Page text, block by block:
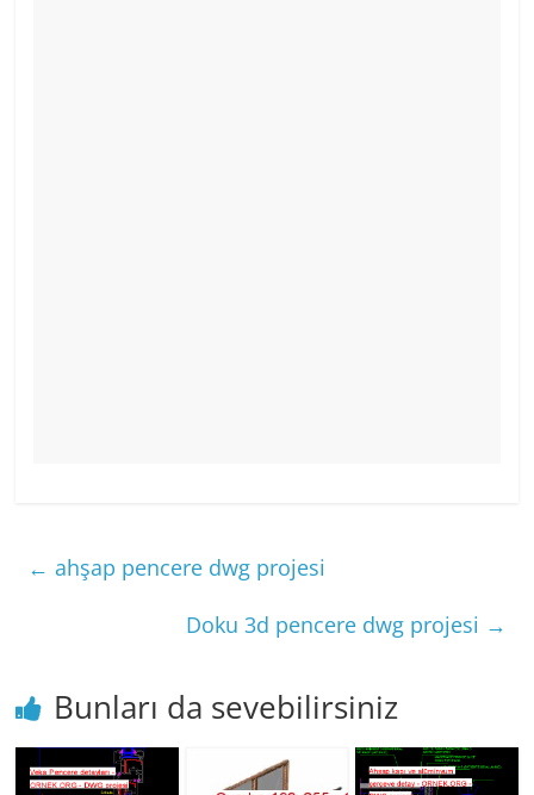
← ahşap pencere dwg projesi
Doku 3d pencere dwg projesi →
Bunları da sevebilirsiniz